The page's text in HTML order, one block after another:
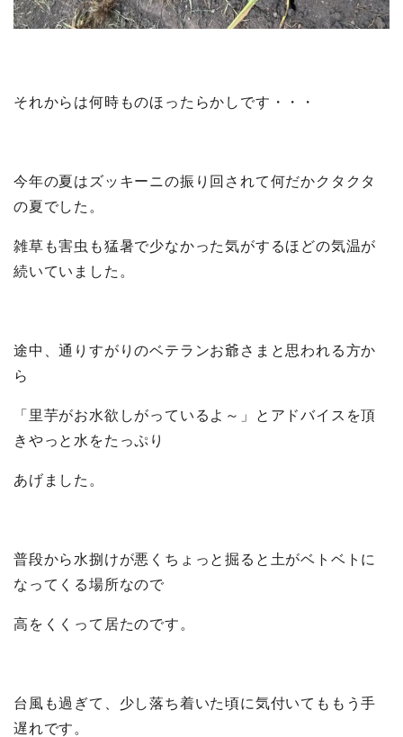
それからは何時ものほったらかしです・・・
今年の夏はズッキーニの振り回されて何だかクタクタ
の夏でした。
雑草も害虫も猛暑で少なかった気がするほどの気温が
続いていました。
途中、通りすがりのベテランお爺さまと思われる方か
ら
「里芋がお水欲しがっているよ～」とアドバイスを頂
きやっと水をたっぷり
あげました。
普段から水捌けが悪くちょっと掘ると土がベトベトに
なってくる場所なので
高をくくって居たのです。
台風も過ぎて、少し落ち着いた頃に気付いてももう手
遅れです。